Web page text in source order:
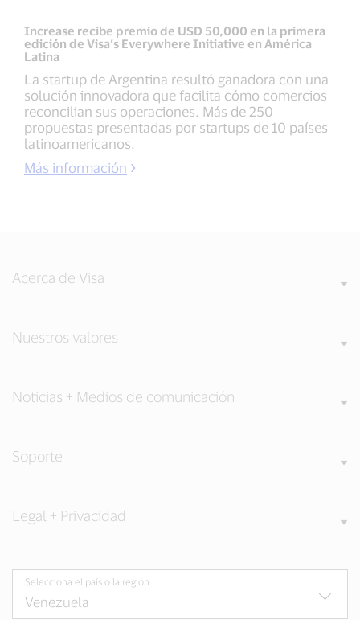
Increase recibe premio de USD 50,000 en la primera
edición de Visa’s Everywhere Initiative en América
Latina
La startup de Argentina resultó ganadora con una
solución innovadora que facilita cómo comercios
reconcilian sus operaciones. Más de 250
propuestas presentadas por startups de 10 países
latinoamericanos.
Más información
Acerca de Visa
Nuestros valores
Noticias + Medios de comunicación
Soporte
Legal + Privacidad
Selecciona el país o la región